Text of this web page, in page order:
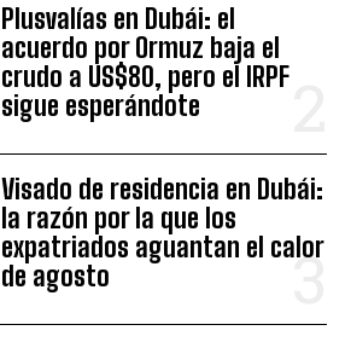
Plusvalías en Dubái: el
acuerdo por Ormuz baja el
crudo a US$80, pero el IRPF
sigue esperándote
Visado de residencia en Dubái:
la razón por la que los
expatriados aguantan el calor
de agosto